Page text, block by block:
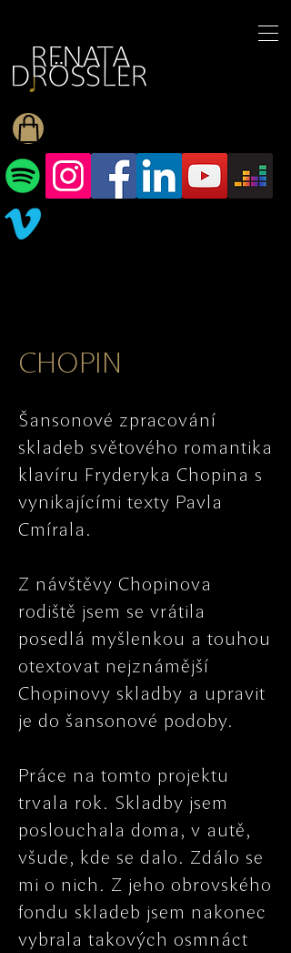
CHOPIN
Šansonové zpracování
skladeb světového romantika
klavíru Fryderyka Chopina s
vynikajícími texty Pavla
Cmírala.
Z návštěvy Chopinova
rodiště jsem se vrátila
posedlá myšlenkou a touhou
otextovat nejznámější
Chopinovy skladby a upravit
je do šansonové podoby.
Práce na tomto projektu
trvala rok. Skladby jsem
poslouchala doma, v autě,
všude, kde se dalo. Zdálo se
mi o nich. Z jeho obrovského
fondu skladeb jsem nakonec
vybrala takových osmnáct